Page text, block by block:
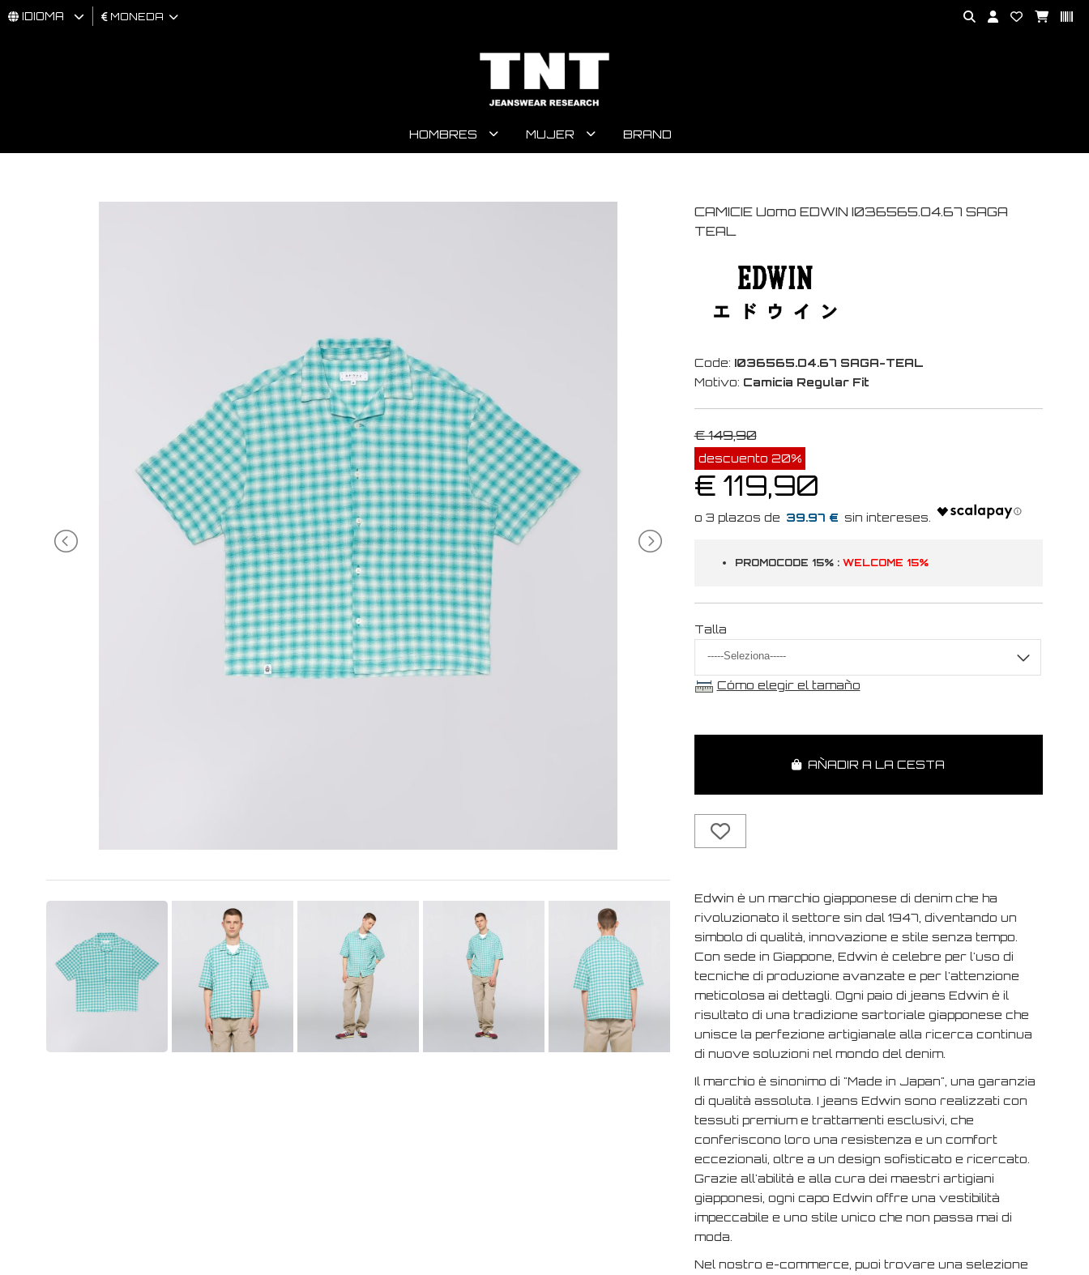
IDIOMA MONEDA
HOMBRES MUJER BRAND
CAMICIE Uomo EDWIN I036565.O4.67 SAGA
TEAL
Code: I036565.O4.67 SAGA-TEAL
Motivo: Camicia Regular Fit
€ 149,90
descuento 20%
€ 119,90
39.97 €
PROMOCODE 15% : WELCOME 15%
Talla
Cómo elegir el tamaño
AÑADIR A LA CESTA
Edwin è un marchio giapponese di denim che ha
rivoluzionato il settore sin dal 1947, diventando un
simbolo di qualità, innovazione e stile senza tempo.
Con sede in Giappone, Edwin è celebre per l'uso di
tecniche di produzione avanzate e per l'attenzione
meticolosa ai dettagli. Ogni paio di jeans Edwin è il
risultato di una tradizione sartoriale giapponese che
unisce la perfezione artigianale alla ricerca continua
di nuove soluzioni nel mondo del denim.
Il marchio è sinonimo di "Made in Japan", una garanzia
di qualità assoluta. I jeans Edwin sono realizzati con
tessuti premium e trattamenti esclusivi, che
conferiscono loro una resistenza e un comfort
eccezionali, oltre a un design sofisticato e ricercato.
Grazie all'abilità e alla cura dei maestri artigiani
giapponesi, ogni capo Edwin offre una vestibilità
impeccabile e uno stile unico che non passa mai di
moda.
Nel nostro e-commerce, puoi trovare una selezione